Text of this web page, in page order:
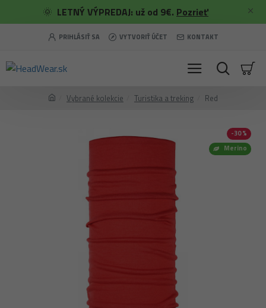
🌞 LETNÝ VÝPREDAJ: už od 9€. Pozrieť
PRIHLÁSIŤ SA VYTVORIŤ ÚČET KONTAKT
Vybrané kolekcie Turistika a treking Red
Merino
-30 %